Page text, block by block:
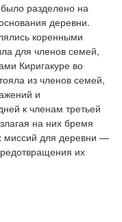
разделено на
деревни.
коренными
для членов семей,
Киригакуре во
из членов семей,
и
к членам третьей
на них бремя
миссий для деревни —
их